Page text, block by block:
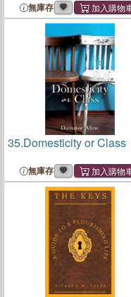
無庫存
35.Domesticity or Class
無庫存